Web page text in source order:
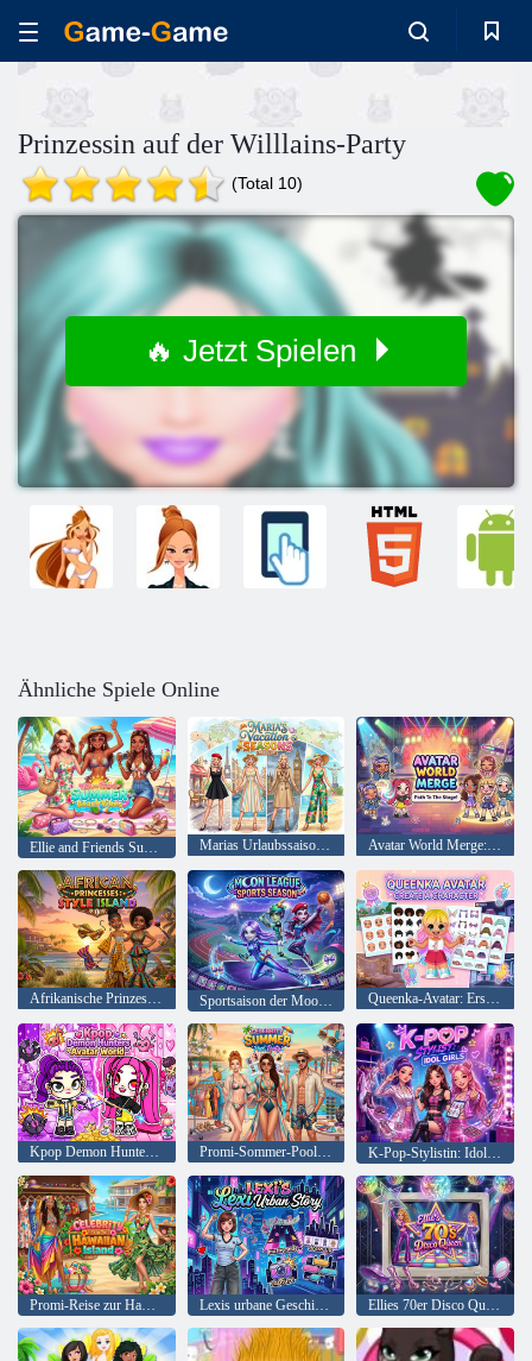
Prinzessin auf der Willlains-Party
(Total 10)
🔥 Jetzt Spielen
Ähnliche Spiele Online
Ellie and Friends Summer Beach Vibes Marias Urlaubssaison-Kleidung Avatar World Merge: Der Weg zur Bühne!
Afrikanische Prinzessinnen: Style Island Sportsaison der Moon League Queenka-Avatar: Erstelle einen Charakter
Kpop Demon Hunters Avatar World Promi-Sommer-Poolparty K-Pop-Stylistin: Idol Girls
Promi-Reise zur Hawaii-Insel Lexis urbane Geschichte Ellies 70er Disco Queen